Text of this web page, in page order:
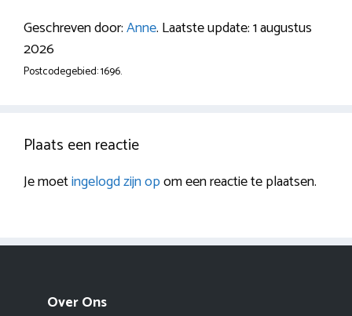
Geschreven door:Anne. Laatste update: 1 augustus
2026
Postcodegebied: 1696.
Plaats een reactie
Je moetingelogd zijn opom een reactie te plaatsen.
Over Ons